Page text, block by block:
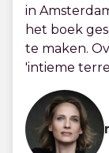
in
het boek
te maken.
'intieme